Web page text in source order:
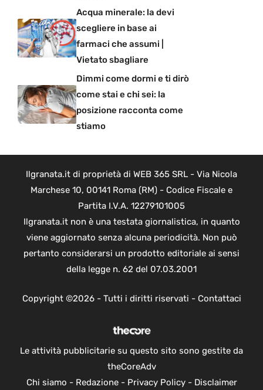
Acqua minerale: la devi
scegliere in base ai
farmaci che assumi |
Vietato sbagliare
Dimmi come dormi e ti dirò
come stai e chi sei: la
posizione racconta come
stiamo
Ilgranata.it di proprietà di WEB 365 SRL - Via Nicola
Marchese 10, 00141 Roma (RM) - Codice Fiscale e
Partita I.V.A. 12279101005
Ilgranata.it non è una testata giornalistica, in quanto
viene aggiornato senza alcuna periodicità. Non può
pertanto considerarsi un prodotto editoriale ai sensi
della legge n. 62 del 07.03.2001
Copyright ©2026 - Tutti i diritti riservati - Contattaci
Le attività pubblicitarie su questo sito sono gestite da
theCoreAdv
Chi siamo - Redazione- Privacy Policy- Disclaimer